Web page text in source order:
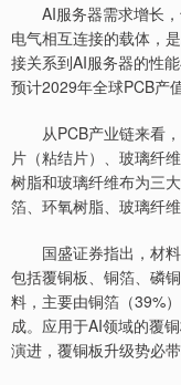
AI服务器需求增长，
电气相互连接的载体，
接关系到AI服务器的性
预计2029年全球PCB产
从PCB产业链来看，
片（粘结片）、玻璃纤
树脂和玻璃纤维布为三
箔、环氧树脂、玻璃纤
国盛证券指出，材料
包括覆铜板、铜箔、磷
料，主要由铜箔（39%
成。应用于AI领域的覆
演进，覆铜板升级势必